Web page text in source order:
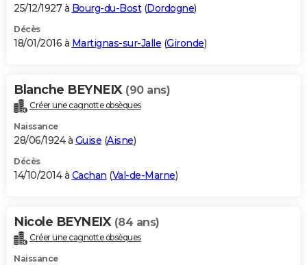
25/12/1927 à Bourg-du-Bost(Dordogne)
Décès
18/01/2016 à Martignas-sur-Jalle (Gironde)
Blanche BEYNEIX (90 ans)
Créer une cagnotte obsèques
Naissance
28/06/1924 à Guise (Aisne)
Décès
14/10/2014 à Cachan (Val-de-Marne)
Nicole BEYNEIX (84 ans)
Créer une cagnotte obsèques
Naissance